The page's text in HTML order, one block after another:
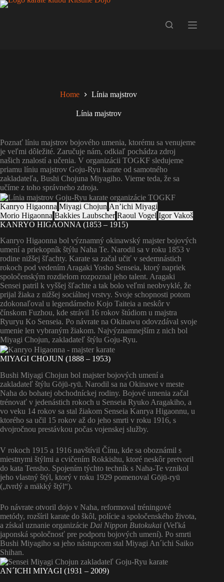
Skip
Home Línia majstrov
Línia majstrov
Poznať líniu majstrov bojového umenia, ktorému sa venujeme
je veľmi dôležité. Zaručuje nám, odkiaľ pochádza zdroj
našich znalostí a učenia. V organizácii TOGKF sledujeme
priamu líniu majstrov Goju-Ryu karate od samotného
zakladateľa, Bushi Chojuna Miyagiho. Vieme teda, že sa
učíme z toho správneho zdroja.
Kanryo Higaonna Miyagi Chojun An’ichi Miyagi
Morio Higaonna Bakkies Laubscher Raoul Vogel Igor Vakoš
KANRYO HIGAONNA (1853 – 1915)
Kanryo Higaonna bol významný okinawský majster bojových
umení a priekopník štýlu Naha Te. Narodil sa v roku 1853 v
rodine nižšej šľachty. Karate sa začal učiť v sedemnástich
rokoch pod vedením Aragaki Yosho Senseia, ktorý napriek
spoločenským rozdielom rozpoznal jeho talent. Aragaki
Sensei patril k vyššej šľachte a tak bolo veľmi neobvyklé, že
prijal žiaka z nižšej sociálnej vrstvy. Svoje schopnosti potom
zdokonaľoval u legendárneho Kojo Taiteia a neskôr v
čínskom Fuzhou, kde strávil 16 rokov štúdiom u majstra
Ryuryu Ko Senseia. Po návrate na Okinawu odovzdával svoje
umenie len vybraným žiakom. Najvýznamnejším z nich bol
Miyagi Chojun, zakladateľ štýlu Goju-Ryu.
MIYAGI CHOJUN (1888 – 1953)
Bushi Miyagi Chojun bol majster bojových umení a
zakladateľ štýlu Gōjū-ryū. Narodil sa na Okinawe v meste
Naha do bohatej obchodníckej rodiny. Bojové umenia začal
trénovať v jedenástich rokoch u Senseia Ryuko Aragakiho, a
vo veku 14 rokov sa stal žiakom Senseia Kanrya Higaonnu, u
ktorého sa učil 15 rokov až do jeho smrti v roku 1916, s
dvojročnou prestávkou počas vojenskej služby.
V rokoch 1915 a 1916 navštívil Čínu, kde sa oboznámil s
miestnymi štýlmi a cvičením Rokkishu, ktoré neskôr pretvoril
do kata Tensho. Spojením týchto techník s Naha-Te vznikol
jeho vlastný štýl, ktorý v roku 1929 pomenoval Gōjū-ryū
(„tvrdý a mäkký štýl“).
Po návrate otvoril dojo v Naha, reformoval tréningové
metódy, rozšíril karate do škôl, polície a spoločenského života,
a získal uznanie organizácie Dai Nippon Butokukai (Veľká
japonská spoločnosť pre podporu bojových umení). Po smrti
Bushi Miyagiho sa jeho nástupcom stal Miyagi An´ichi Saiko
Shihan.
AN´ICHI MIYAGI (1931 – 2009)